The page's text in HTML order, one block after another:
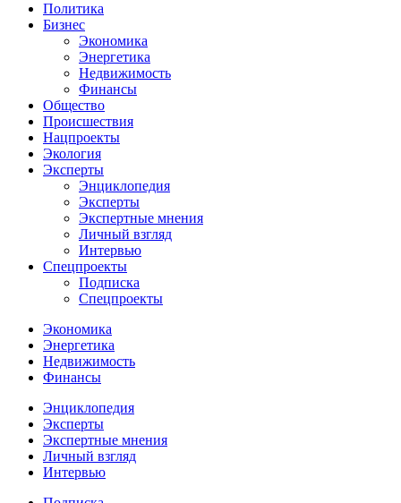
Политика
Бизнес
Экономика
Энергетика
Недвижимость
Финансы
Общество
Происшествия
Нацпроекты
Экология
Эксперты
Энциклопедия
Эксперты
Экспертные мнения
Личный взгляд
Интервью
Спецпроекты
Подписка
Спецпроекты
Экономика
Энергетика
Недвижимость
Финансы
Энциклопедия
Эксперты
Экспертные мнения
Личный взгляд
Интервью